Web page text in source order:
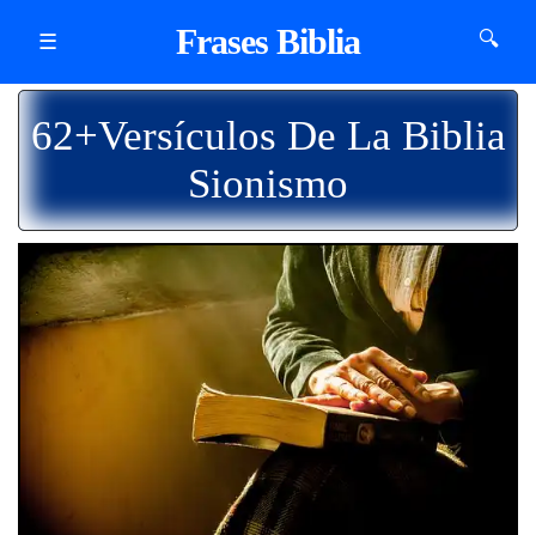
☰ Frases Biblia 🔍
62+Versículos De La Biblia
Sionismo